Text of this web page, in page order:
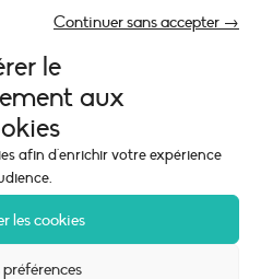
le
aux
afin d'enrichir votre expérience
les cookies
Continuer sans accepter →